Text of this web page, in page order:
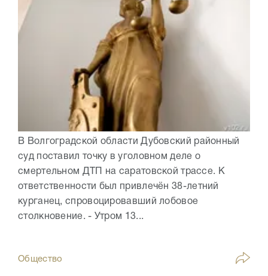
В Волгоградской области Дубовский районный
суд поставил точку в уголовном деле о
смертельном ДТП на саратовской трассе. К
ответственности был привлечён 38-летний
курганец, спровоцировавший лобовое
столкновение. - Утром 13...
Общество